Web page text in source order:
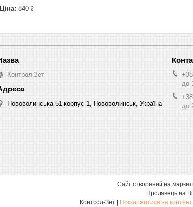
Ціна: 840 ₴
Контрол-Зет
Нововолинська 51 корпус 1, Нововолинськ, Україна
до
до
Сайт створений на
Продавець на
Поскаржитися на контент